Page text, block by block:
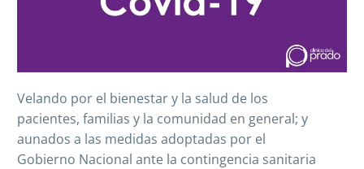
Velando por el bienestar y la salud de los
pacientes, familias y la comunidad en general; y
aunados a las medidas adoptadas por el
Gobierno Nacional ante la contingencia sanitaria